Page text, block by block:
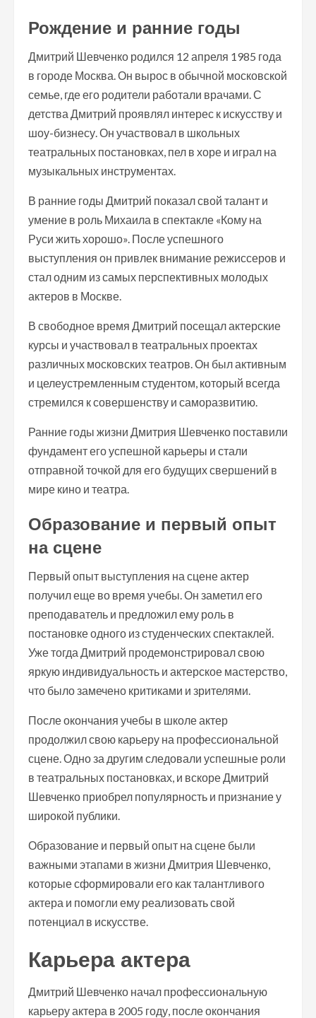
Рождение и ранние годы
Дмитрий Шевченко родился 12 апреля 1985 года
в городе Москва. Он вырос в обычной московской
семье, где его родители работали врачами. С
детства Дмитрий проявлял интерес к искусству и
шоу-бизнесу. Он участвовал в школьных
театральных постановках, пел в хоре и играл на
музыкальных инструментах.
В ранние годы Дмитрий показал свой талант и
умение в роль Михаила в спектакле «Кому на
Руси жить хорошо». После успешного
выступления он привлек внимание режиссеров и
стал одним из самых перспективных молодых
актеров в Москве.
В свободное время Дмитрий посещал актерские
курсы и участвовал в театральных проектах
различных московских театров. Он был активным
и целеустремленным студентом, который всегда
стремился к совершенству и саморазвитию.
Ранние годы жизни Дмитрия Шевченко поставили
фундамент его успешной карьеры и стали
отправной точкой для его будущих свершений в
мире кино и театра.
Образование и первый опыт
на сцене
Первый опыт выступления на сцене актер
получил еще во время учебы. Он заметил его
преподаватель и предложил ему роль в
постановке одного из студенческих спектаклей.
Уже тогда Дмитрий продемонстрировал свою
яркую индивидуальность и актерское мастерство,
что было замечено критиками и зрителями.
После окончания учебы в школе актер
продолжил свою карьеру на профессиональной
сцене. Одно за другим следовали успешные роли
в театральных постановках, и вскоре Дмитрий
Шевченко приобрел популярность и признание у
широкой публики.
Образование и первый опыт на сцене были
важными этапами в жизни Дмитрия Шевченко,
которые сформировали его как талантливого
актера и помогли ему реализовать свой
потенциал в искусстве.
Карьера актера
Дмитрий Шевченко начал профессиональную
карьеру актера в 2005 году, после окончания